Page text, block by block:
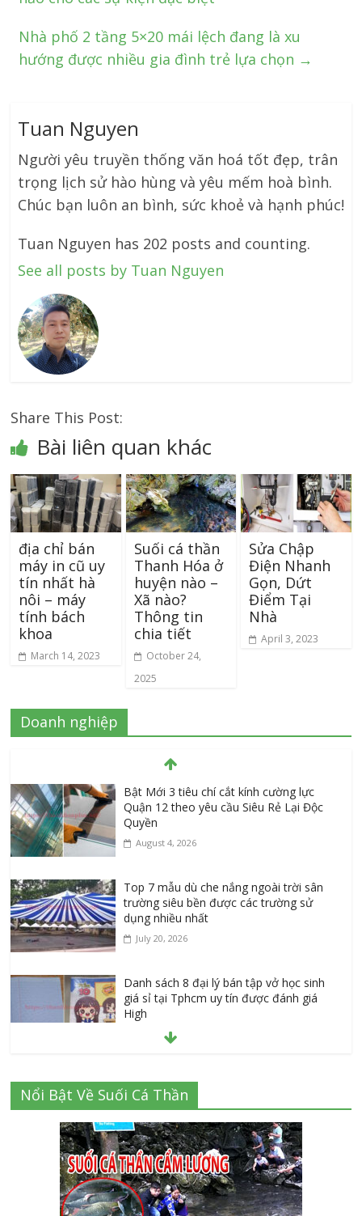
Nhà phố 2 tầng 5×20 mái lệch đang là xu
hướng được nhiều gia đình trẻ lựa chọn →
Tuan Nguyen
Người yêu truyền thống văn hoá tốt đẹp, trân
trọng lịch sử hào hùng và yêu mếm hoà bình.
Chúc bạn luôn an bình, sức khoẻ và hạnh phúc!
Tuan Nguyen has 202 posts and counting.
See all posts by Tuan Nguyen
Share This Post:
Bài liên quan khác
địa chỉ bán
máy in cũ uy
tín nhất hà
nôi – máy
tính bách
khoa
March 14, 2023
Suối cá thần
Thanh Hóa ở
huyện nào –
Xã nào?
Thông tin
chia tiết
October 24,
2025
Sửa Chập
Điện Nhanh
Gọn, Dứt
Điểm Tại
Nhà
April 3, 2023
Doanh nghiệp
Bật Mới 3 tiêu chí cắt kính cường lực
Quận 12 theo yêu cầu Siêu Rẻ Lại Độc
Quyền
August 4, 2026
Top 7 mẫu dù che nắng ngoài trời sân
trường siêu bền được các trường sử
dụng nhiều nhất
July 20, 2026
Danh sách 8 đại lý bán tập vở học sinh
giá sỉ tại Tphcm uy tín được đánh giá
High
July 16, 2026
giá bao nhiêu tại 3 đại lý lớn có tiếng ở
Tphcm hiện nay?
July 9, 2026
Thành Long – Số 1 về dịch vụ sửa cửa
kính Quận 1 Tphcm tận nhà uy tín, giá rẻ
June 30, 2026
Nổi Bật Về Suối Cá Thần